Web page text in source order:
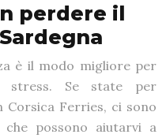
perdere il
è il modo migliore per
stress. Se state per
Corsica Ferries, ci sono
che possono aiutarvi a